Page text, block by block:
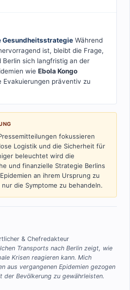
Während
ist, bleibt die Frage,
Berlin sich langfristig an der
wie Ebola Kongo
Evakuierungen präventiv zu
fokussieren
Logistik und die Sicherheit für
beleuchtet wird die
und finanzielle Strategie Berlins
an ihrem Ursprung zu
die Symptome zu behandeln.
& Chefredakteur
Transports nach Berlin zeigt, wie
Krisen reagieren kann. Mich
aus vergangenen Epidemien gezogen
der Bevölkerung zu gewährleisten.